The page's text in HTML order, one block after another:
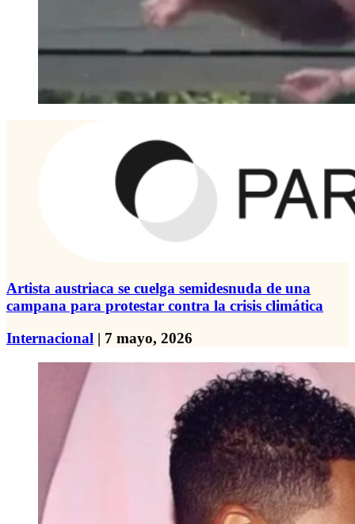
Artista austriaca se cuelga semidesnuda de una
campana para protestar contra la crisis climática
Internacional | 7 mayo, 2026